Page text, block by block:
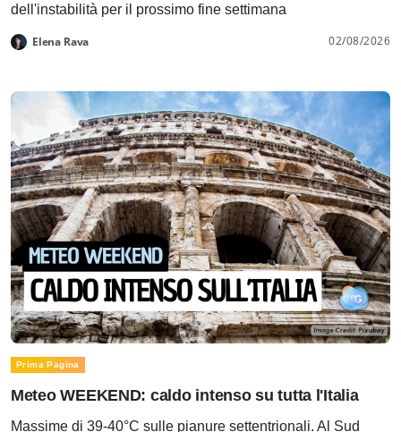
dell'instabilità per il prossimo fine settimana
Elena Rava 02/08/2026
Prima Pagina
Meteo WEEKEND: caldo intenso su tutta l'Italia
Massime di 39-40°C sulle pianure settentrionali. Al Sud